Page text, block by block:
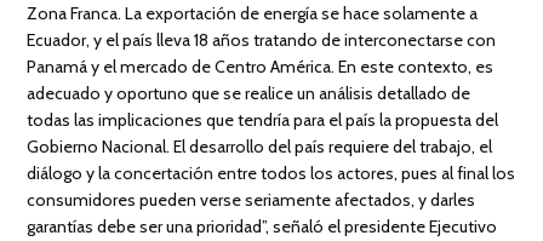
Zona Franca. La exportación de energía se hace solamente a
Ecuador, y el país lleva 18 años tratando de interconectarse con
Panamá y el mercado de Centro América. En este contexto, es
adecuado y oportuno que se realice un análisis detallado de
todas las implicaciones que tendría para el país la propuesta del
Gobierno Nacional. El desarrollo del país requiere del trabajo, el
diálogo y la concertación entre todos los actores, pues al final los
consumidores pueden verse seriamente afectados, y darles
garantías debe ser una prioridad”, señaló el presidente Ejecutivo